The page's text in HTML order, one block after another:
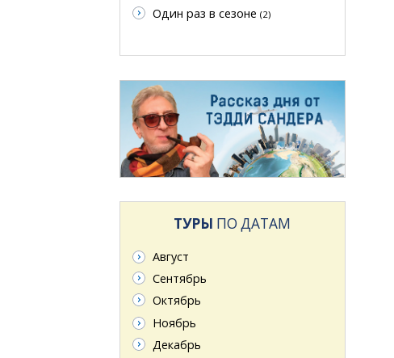
Один раз в сезоне (2)
ТУРЫ ПО ДАТАМ
Август
Сентябрь
Октябрь
Ноябрь
Декабрь